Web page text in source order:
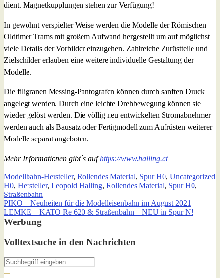
dient. Magnetkupplungen stehen zur Verfügung!
In gewohnt verspielter Weise werden die Modelle der Römischen
Oldtimer Trams mit großem Aufwand hergestellt um auf möglichst
viele Details der Vorbilder einzugehen. Zahlreiche Zurüstteile und
Zielschilder erlauben eine weitere individuelle Gestaltung der
Modelle.
Die filigranen Messing-Pantografen können durch sanften Druck
angelegt werden. Durch eine leichte Drehbewegung können sie
wieder gelöst werden. Die völlig neu entwickelten Stromabnehmer
werden auch als Bausatz oder Fertigmodell zum Aufrüsten weiterer
Modelle separat angeboten.
Mehr Informationen gibt´s aufhttps://www.halling.at
Modellbahn-Hersteller, Rollendes Material, Spur H0, Uncategorized
H0, Hersteller, Leopold Halling, Rollendes Material, Spur H0,
Straßenbahn
PIKO – Neuheiten für die Modelleisenbahn im August 2021
LEMKE – KATO Re 620 & Straßenbahn – NEU in Spur N!
Werbung
Volltextsuche in den Nachrichten